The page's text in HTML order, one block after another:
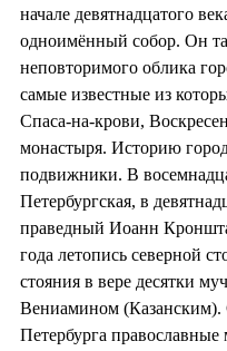
начале девятнадцатого
одноимённый собор. Он
неповторимого облика
самые известные из
Спаса-на-крови,
монастыря. Историю
подвижники. В
Петербургская, в
праведный Иоанн
года летопись северной
стояния в вере десятки
Вениамином (Казанским).
Петербурга